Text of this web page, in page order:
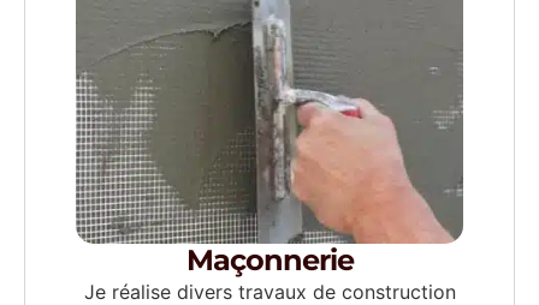
Maçonnerie
Je réalise divers travaux de construction